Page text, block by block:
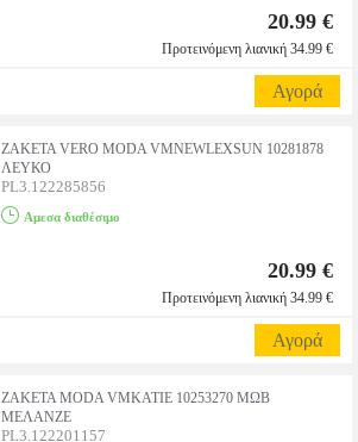
20.99 €
Προτεινόμενη λιανική 34.99 €
Αγορά
ΖΑΚΕΤΑ VERO MODA VMNEWLEXSUN 10281878
ΛΕΥΚΟ
PL3.122285856
Αμεσα διαθέσιμο
20.99 €
Προτεινόμενη λιανική 34.99 €
Αγορά
ΖΑΚΕΤΑ MODA VMKATIE 10253270 ΜΩΒ
ΜΕΛΑΝΖΕ
PL3.122201157